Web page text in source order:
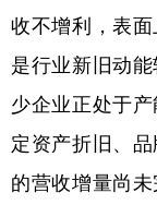
收不增利，表
是行业新旧动
少企业正处于
定资产折旧、
的营收增量尚